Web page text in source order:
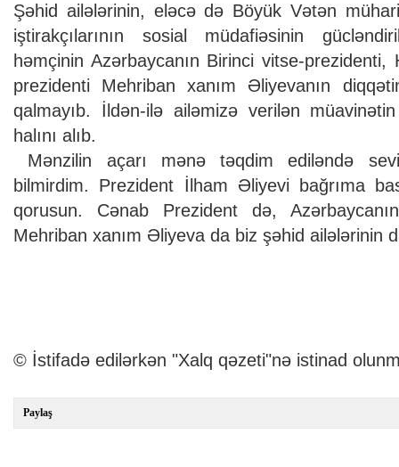
Şəhid ailələrinin, eləcə də Böyük Vətən
iştirakçılarının sosial müdafiəsinin
həmçinin Azərbaycanın Birinci vitse-
prezidenti Mehriban xanım Əliyevanın
qalmayıb. İldən-ilə ailəmizə verilən müavinətin
halını alıb.
Mənzilin açarı mənə təqdim ediləndə
bilmirdim. ­Prezident İlham Əliyevi bağrıma
qorusun. Cənab Prezident də,
Mehriban xanım Əliyeva da biz şəhid ailələrinin
© İstifadə edilərkən "Xalq qəzeti"nə istinad
Paylaş